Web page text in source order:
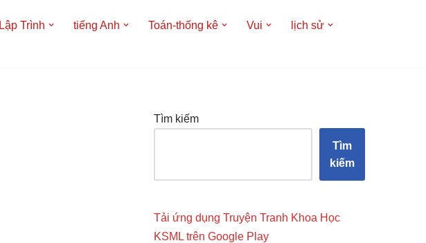
Lập Trình tiếng Anh Toán-thống kê Vui
lịch sử
Tìm kiếm
Tìm
kiếm
Tải ứng dụng Truyện Tranh Khoa Học
KSML trên Google Play